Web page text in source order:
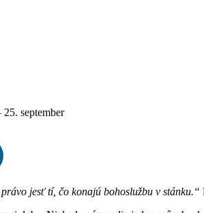
september
jesť tí, čo konajú bohoslužbu v stánku.“